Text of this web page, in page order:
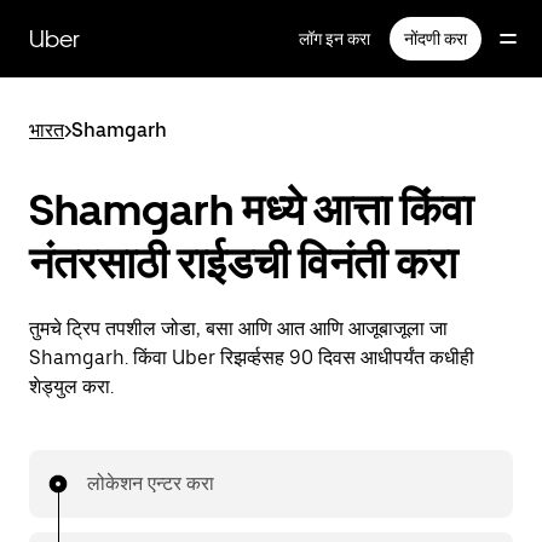
सामग्रीवरUber लॉग इन करा नोंदणी करा
भारत>Shamgarh
Shamgarh मध्ये आत्ता किंवा
नंतरसाठी राईडची विनंती करा
तुमचे ट्रिप तपशील जोडा, बसा आणि आत आणि आजूबाजूला जा
Shamgarh. किंवा Uber रिझर्व्हसह 90 दिवस आधीपर्यंत कधीही
शेड्युल करा.
लोकेशन एन्टर करा